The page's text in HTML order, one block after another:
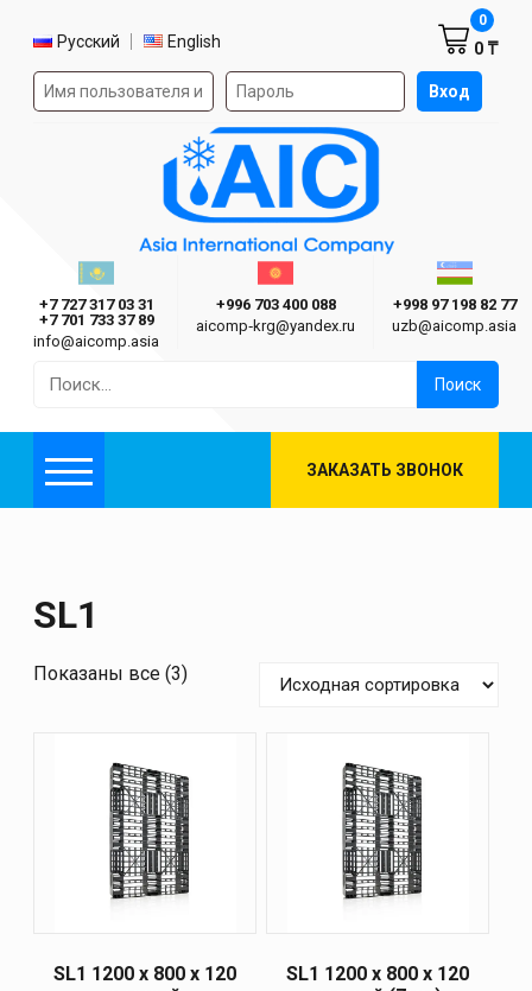
Выбор языка
Русский English
Форма авторизации на сайте Вход
0 ₸
0
Asia International Company
Казахстан г. Алматы
+7 727 317 03 31
+7 701 733 37 89
info@aicomp.asia
Киргизия г. Бишкек
+996 703 400 088
aicomp‑krg@yandex.ru
+998 97 198 82 77
uzb@aicomp.asia
Меню ЗАКАЗАТЬ ЗВОНОК
SL1
Показаны все (3)
SL1 1200 х 800 х 120
SL1 1200 х 800 х 120